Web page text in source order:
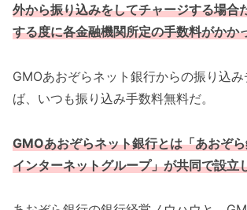
外から振り込みをしてチャージする場合
する度に各金融機関所定の手数料がかか
GMOあおぞらネット銀行からの振り込
ば、いつも振り込み手数料無料だ。
GMOあおぞらネット銀行とは「あおぞ
インターネットグループ」が共同で設立